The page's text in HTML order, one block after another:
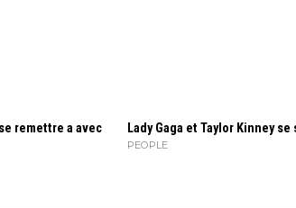
remettre a avec
Lady Gaga et Taylor Kinney
PEOPLE